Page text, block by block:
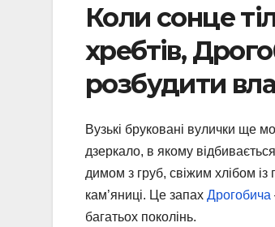
Коли сонце
хребтів,
розбудити
Вузькі бруковані вулички ще
дзеркало, в якому
димом з груб, свіжим хлібом
кам’яниці. Це запах Дрогобича
багатьох поколінь.